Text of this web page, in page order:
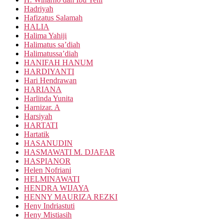
Hadriyah
Hafizatus Salamah
HALIA
Halima Yahiji
Halimatus sa’diah
Halimatussa’diah
HANIFAH HANUM
HARDIYANTI
Hari Hendrawan
HARIANA
Harlinda Yunita
Harnizar. A
Harsiyah
HARTATI
Hartatik
HASANUDIN
HASMAWATI M. DJAFAR
HASPIANOR
Helen Nofriani
HELMINAWATI
HENDRA WIJAYA
HENNY MAURIZA REZKI
Heny Indriastuti
Heny Mistiasih